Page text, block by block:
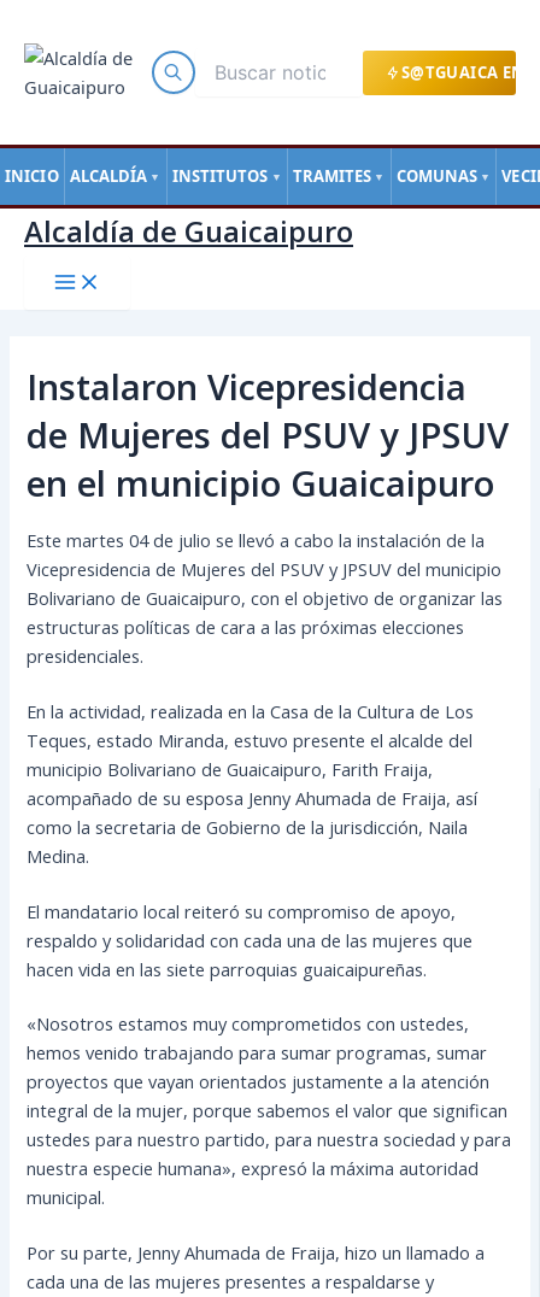
S@TGUAICA EN
INICIO ALCALDÍA ▼ INSTITUTOS ▼ TRAMITES ▼ COMUNAS ▼
contenido
Alcaldía de Guaicaipuro
Instalaron Vicepresidencia
de Mujeres del PSUV y JPSUV
en el municipio Guaicaipuro
Este martes 04 de julio se llevó a cabo la instalación de la
Vicepresidencia de Mujeres del PSUV y JPSUV del municipio
Bolivariano de Guaicaipuro, con el objetivo de organizar las
estructuras políticas de cara a las próximas elecciones
presidenciales.
En la actividad, realizada en la Casa de la Cultura de Los
Teques, estado Miranda, estuvo presente el alcalde del
municipio Bolivariano deGuaicaipuro, Farith Fraija,
acompañado de su esposa Jenny Ahumada de Fraija, así
como la secretaria de Gobierno de la jurisdicción, Naila
Medina.
El mandatario local reiteró su compromiso de apoyo,
respaldo y solidaridad con cada una de las mujeres que
hacen vida en las siete parroquias guaicaipureñas.
«Nosotros estamos muy comprometidos con ustedes,
hemos venido trabajando para sumar programas, sumar
proyectos que vayan orientados justamente a la atención
integral de la mujer, porque sabemos el valor que significan
ustedes para nuestro partido, para nuestra sociedad y para
nuestra especie humana», expresó la máxima autoridad
municipal.
Por su parte, Jenny Ahumada de Fraija, hizo un llamado a
cada una de las mujeres presentes a respaldarse y
de
entradas